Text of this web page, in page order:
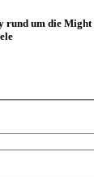
rund um die